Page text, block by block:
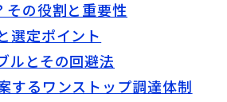
その役割と重要性
選定ポイント
ルとその回避法
するワンストップ調達体制